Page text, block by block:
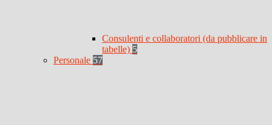
Consulenti e collaboratori (da pubblicare in
tabelle) 5
Personale 57